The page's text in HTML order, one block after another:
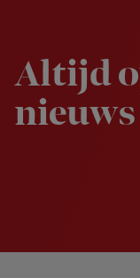
Altijd